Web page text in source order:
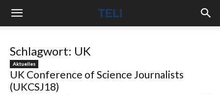
Schlagwort: UK
Aktuelles
UK Conference of Science Journalists
(UKCSJ18)